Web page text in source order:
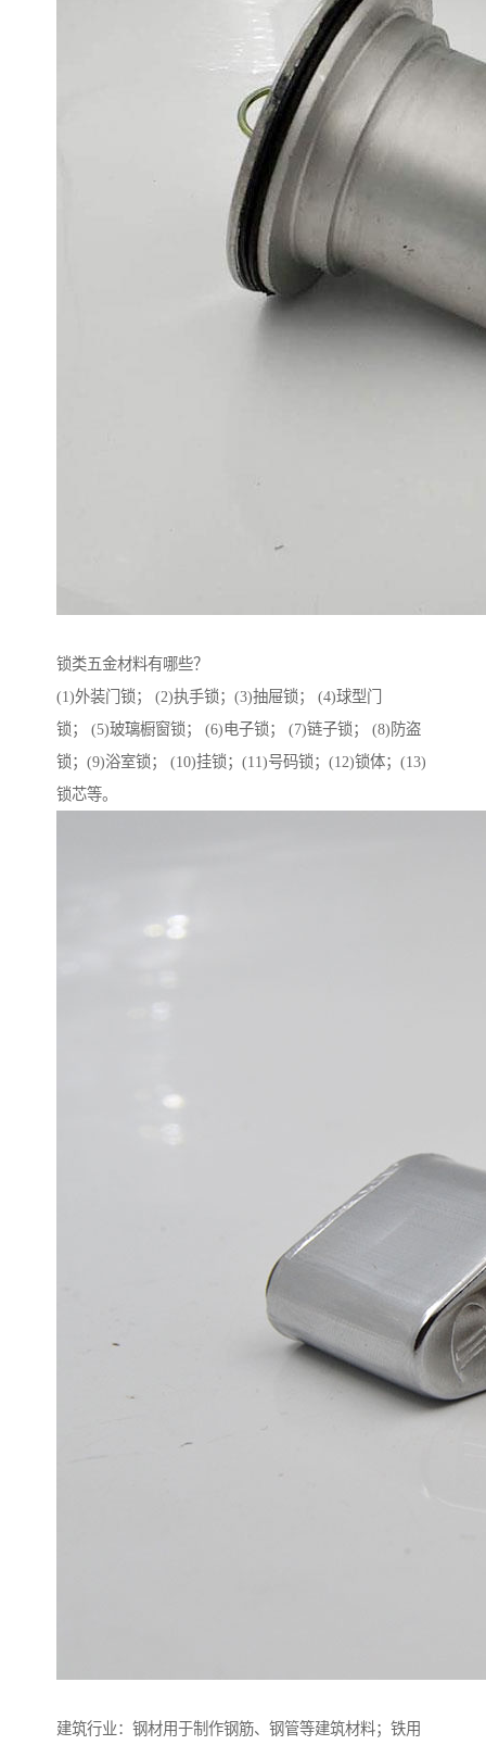
锁类五金材料有哪些？
(1)外装门锁； (2)执手锁；(3)抽屉锁； (4)球型门
锁； (5)玻璃橱窗锁； (6)电子锁； (7)链子锁； (8)防盗
锁；(9)浴室锁； (10)挂锁；(11)号码锁；(12)锁体；(13)
锁芯等。
建筑行业：钢材用于制作钢筋、钢管等建筑材料；铁用